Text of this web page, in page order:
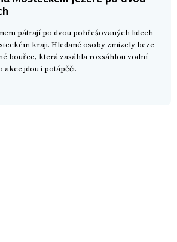
pátrají po dvou pohřešovaných lidech
kraji. Hledané osoby zmizely beze
bouřce, která zasáhla rozsáhlou vodní
akce jdou i potápěči.